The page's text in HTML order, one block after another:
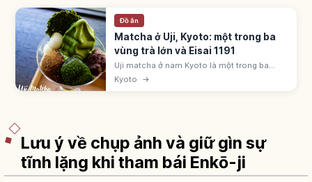
Đồ ăn
Matcha ở Uji, Kyoto: một trong ba
vùng trà lớn và Eisai 1191
Uji matcha ở nam Kyoto là một trong ba
vùng trà lớn cùng Shizuoka, Sayama. Eisai
mang hạt giống trà từ nhà Tống về 1191; trà
Kyoto →
Lưu ý về chụp ảnh và giữ gìn sự
tĩnh lặng khi tham bái Enkō-ji